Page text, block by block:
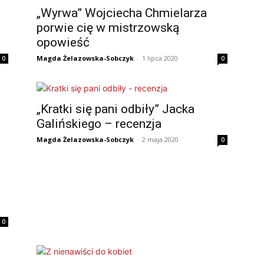
0
„Wyrwa” Wojciecha Chmielarza
porwie cię w mistrzowską
opowieść
Magda Żelazowska-Sobczyk - 1 lipca 2020 0
0
„Kratki się pani odbiły” Jacka
Galińskiego – recenzja
Magda Żelazowska-Sobczyk - 2 maja 2020 0